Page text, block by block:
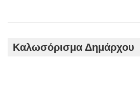
Καλωσόρισμα Δημάρχου